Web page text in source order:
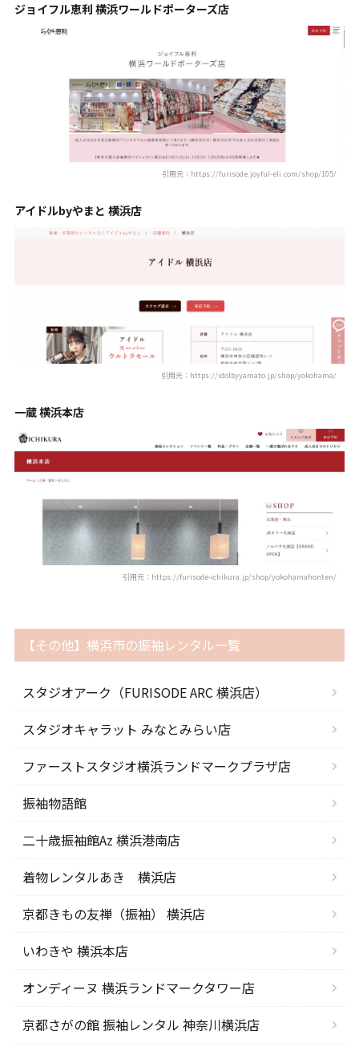
ジョイフル恵利 横浜ワールドポーターズ店
引用元：https://furisode.joyful-eli.com/shop/105/
アイドルbyやまと 横浜店
引用元：https://idolbyyamato.jp/shop/yokohama/
一蔵 横浜本店
引用元：https://furisode-ichikura.jp/shop/yokohamahonten/
【その他】横浜市の振袖レンタル一覧
スタジオアーク（FURISODE ARC 横浜店）
スタジオキャラット みなとみらい店
ファーストスタジオ横浜ランドマークプラザ店
振袖物語館
二十歳振袖館Az 横浜港南店
着物レンタルあき 横浜店
京都きもの友禅（振袖） 横浜店
いわきや 横浜本店
オンディーヌ 横浜ランドマークタワー店
京都さがの館 振袖レンタル 神奈川横浜店